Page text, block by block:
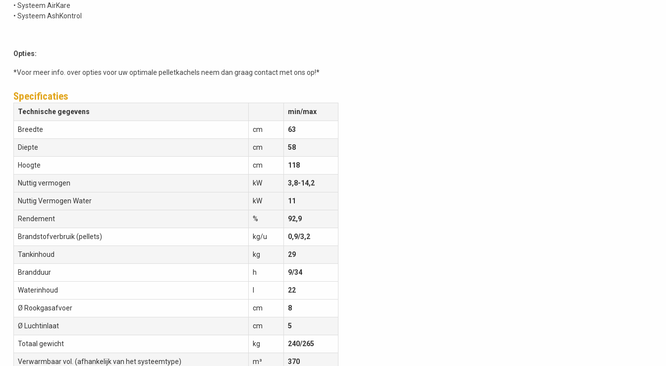
• Systeem AirKare
• Systeem AshKontrol
Opties:
*Voor meer info. over opties voor uw optimale pelletkachels neem dan graag contact met ons op!*
Specificaties
Technische gegevens min/max
Breedte cm 63
Diepte cm 58
Hoogte cm 118
Nuttig vermogen kW 3,8-14,2
Nuttig Vermogen Water kW 11
Rendement % 92,9
Brandstofverbruik (pellets) kg/u 0,9/3,2
Tankinhoud kg 29
Brandduur h 9/34
Waterinhoud l 22
Ø Rookgasafvoer cm 8
Ø Luchtinlaat cm 5
Totaal gewicht kg 240/265
Verwarmbaar vol. (afhankelijk van het systeemtype) m³ 370